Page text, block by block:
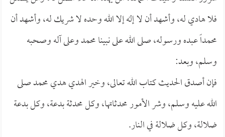
فلا هادي له، وأشهد أن لا إله إلا الله وحده لا شريك له، وأشهد أن
محمداً عبده ورسوله، صلى الله على نبينا محمد وعلى آله وصحبه
وسلم، وبعد:
فإن أصدق الحديث كتاب الله تعالى، وخير الهدي هدي محمد صلى
الله عليه وسلم، وشر الأمور محدثاتها، وكل محدثة بدعة، وكل بدعة
ضلالة، وكل ضلالة في النار.